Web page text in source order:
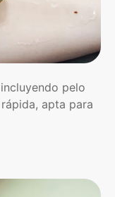
pelo
apta para